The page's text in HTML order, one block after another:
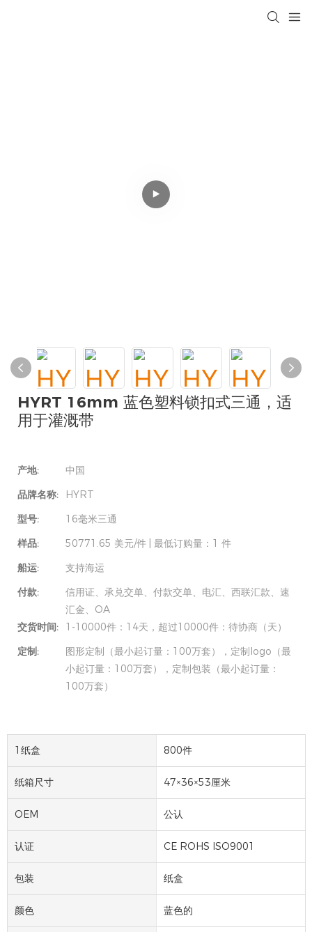
HYRT 16mm 蓝色塑料锁扣式三通，适
用于灌溉带
产地:
中国
品牌名称:
HYRT
型号:
16毫米三通
样品:
50771.65 美元/件 | 最低订购量：1 件
船运:
支持海运
付款:
信用证、承兑交单、付款交单、电汇、西联汇款、速
汇金、OA
交货时间:
1-10000件：14天，超过10000件：待协商（天）
定制:
图形定制（最小起订量：100万套），定制logo（最
小起订量：100万套），定制包装（最小起订量：
100万套）
1纸盒 800件
纸箱尺寸 47×36×53厘米
OEM 公认
认证 CE ROHS ISO9001
包装 纸盒
颜色 蓝色的